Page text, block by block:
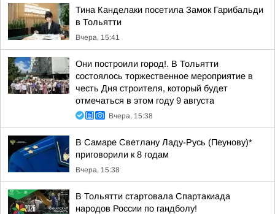
Тина Канделаки посетила Замок Гарибальди
в Тольятти
Вчера, 15:41
Они построили город!. В Тольятти
состоялось торжественное мероприятие в
честь Дня строителя, который будет
отмечаться в этом году 9 августа
Вчера, 15:38
В Самаре Светлану Ладу-Русь (Пеунову)*
приговорили к 8 годам
Вчера, 15:38
В Тольятти стартовала Спартакиада
народов России по гандболу!